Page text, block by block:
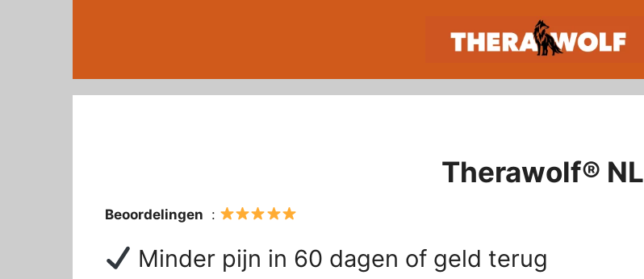
Therawolf® NL
Beoordelingen :
Minder pijn in 60 dagen of geld terug